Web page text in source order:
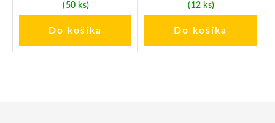
(50 ks)
Do košíka
(12 ks)
Do košíka